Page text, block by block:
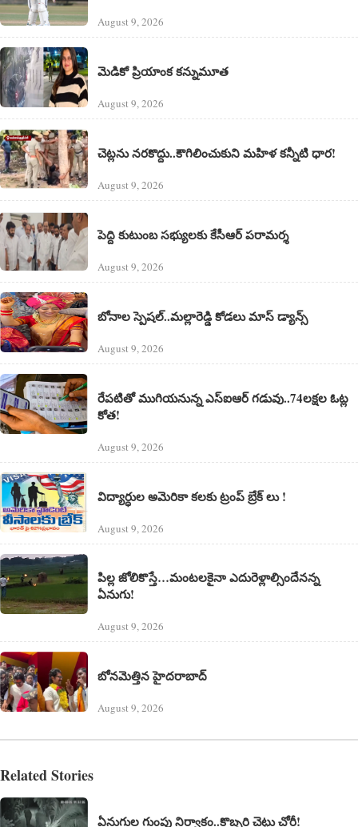
August 9, 2026
మెడికో ప్రియాంక కన్నుమూత
August 9, 2026
చెట్లను నరకొద్దు..కౌగిలించుకుని మహిళ కన్నీటి ధార!
August 9, 2026
పెద్ది కుటుంబ సభ్యులకు కేసీఆర్ పరామర్శ
August 9, 2026
బోనాల స్పెషల్..మల్లారెడ్డి కోడలు మాస్ డ్యాన్స్
August 9, 2026
రేపటితో ముగియనున్న ఎస్‌ఐఆర్ గడువు..74లక్షల ఓట్ల
కోత!
August 9, 2026
విద్యార్ధుల అమెరికా కలకు ట్రంప్ బ్రేక్ లు !
August 9, 2026
పిల్ల జోలికొస్తే…మంటలకైనా ఎదురెళ్లాల్సిందేనన్న
ఏనుగు!
August 9, 2026
బోనమెత్తిన హైదరాబాద్
August 9, 2026
Related Stories
ఏనుగుల గుంపు నిర్వాకం..కొబ్బరి చెట్టు చోరీ!